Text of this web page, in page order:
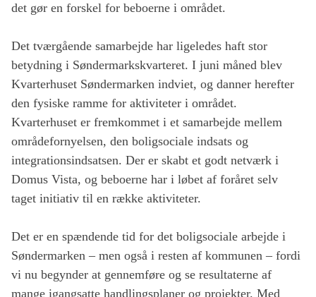
det gør en forskel for beboerne i området.
Det tværgående samarbejde har ligeledes haft stor
betydning i Søndermarkskvarteret. I juni måned blev
Kvarterhuset Søndermarken indviet, og danner herefter
den fysiske ramme for aktiviteter i området.
Kvarterhuset er fremkommet i et samarbejde mellem
områdefornyelsen, den boligsociale indsats og
integrationsindsatsen. Der er skabt et godt netværk i
Domus Vista, og beboerne har i løbet af foråret selv
taget initiativ til en række aktiviteter.
Det er en spændende tid for det boligsociale arbejde i
Søndermarken – men også i resten af kommunen – fordi
vi nu begynder at gennemføre og se resultaterne af
mange igangsatte handlingsplaner og projekter. Med